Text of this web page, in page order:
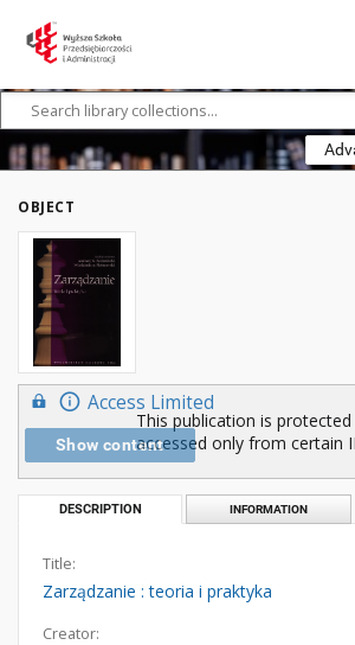
OBJECT
Access Limited
Show content
This publication is
accessed only from certain
DESCRIPTION INFORMATION
Title:
Zarządzanie : teoria i praktyka
Creator: